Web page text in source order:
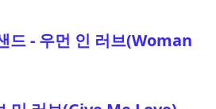
드 - 우먼 인 러브(Woman